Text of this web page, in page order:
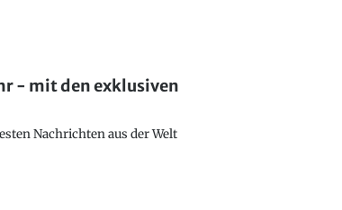
- mit den exklusiven
Nachrichten aus der Welt